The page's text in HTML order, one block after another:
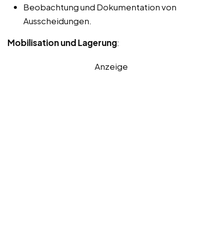
Beobachtung und Dokumentation von
Ausscheidungen.
Mobilisation und Lagerung:
Anzeige